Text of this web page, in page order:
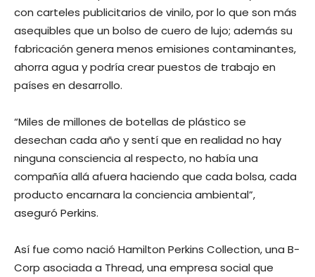
con carteles publicitarios de vinilo, por lo que son más
asequibles que un bolso de cuero de lujo; además su
fabricación genera menos emisiones contaminantes,
ahorra agua y podría crear puestos de trabajo en
países en desarrollo.
“Miles de millones de botellas de plástico se
desechan cada año y sentí que en realidad no hay
ninguna consciencia al respecto, no había una
compañía allá afuera haciendo que cada bolsa, cada
producto encarnara la conciencia ambiental”,
aseguró Perkins.
Así fue como nació Hamilton Perkins Collection, una B-
Corp asociada a Thread, una empresa social que